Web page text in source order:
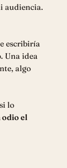
audiencia.
escribiría
Una idea
algo
lo
odio el